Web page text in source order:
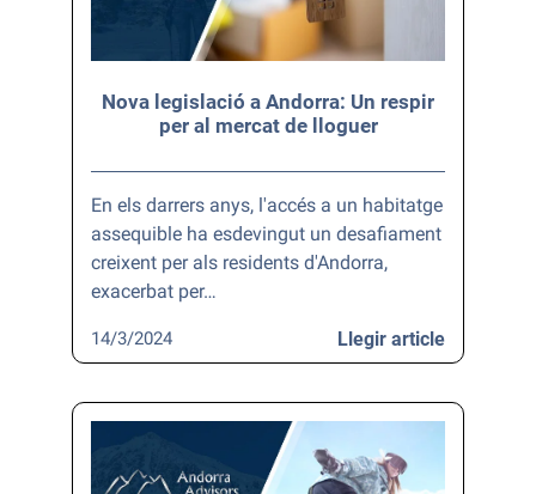
Nova legislació a Andorra: Un respir
per al mercat de lloguer
En els darrers anys, l'accés a un habitatge
assequible ha esdevingut un desafiament
creixent per als residents d'Andorra,
exacerbat per…
Llegir article
14/3/2024